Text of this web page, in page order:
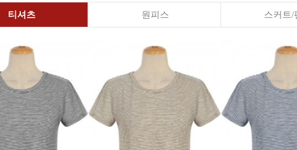
티셔츠 원피스 스커트/